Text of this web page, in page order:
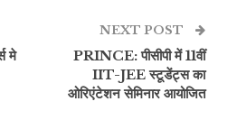
मे
NEXT POST
PRINCE: पीसीपी में 11वीं
IIT-JEE स्टूडेंट्स का
ओरिएंटेशन सेमिनार आयोजित